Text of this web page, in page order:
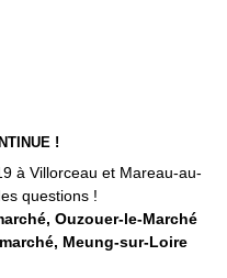
!
à Villorceau et Mareau-au-
questions !
Ouzouer-le-Marché
Meung-sur-Loire